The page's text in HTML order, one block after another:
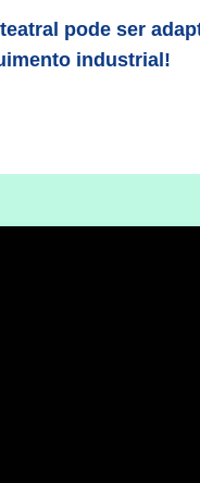
pode ser
industrial!